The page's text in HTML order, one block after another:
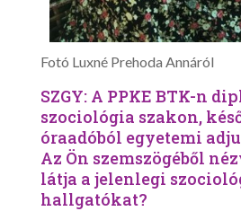
Fotó Luxné Prehoda Annáról
SZGY: A PPKE BTK-n
szociológia szakon,
óraadóból egyetemi
Az Ön szemszögéből
látja a jelenlegi
hallgatókat?